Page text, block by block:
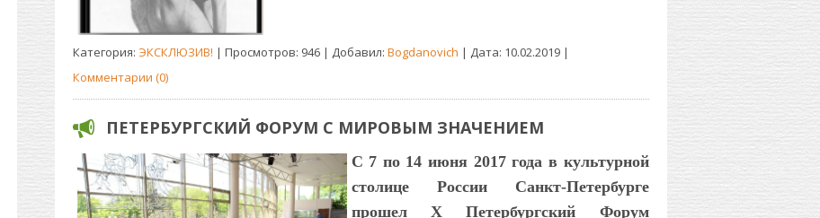
Категория: ЭКСКЛЮЗИВ! | Просмотров: 946 | Добавил: Bogdanovich | Дата: 10.02.2019|
Комментарии (0)
ПЕТЕРБУРГСКИЙ ФОРУМ С МИРОВЫМ ЗНАЧЕНИЕМ
С 7 по 14 июня 2017 года в культурной
столице России Санкт-Петербурге
прошел
Х Петербургский Форум